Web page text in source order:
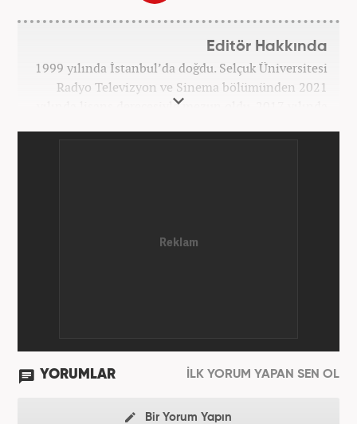
Editör Hakkında
1999 yılında İstanbul’da doğdu. Selçuk Üniversitesi
Radyo Televizyon ve Sinema bölümünden 2021
yılında lisans derecesiyle mezun oldu. 2017 yılında
Kanal 7 Medya Grubu’na bağlı Haber7.com’da editör
YORUMLAR İLK YORUM YAPAN SEN OL
Bir Yorum Yapın